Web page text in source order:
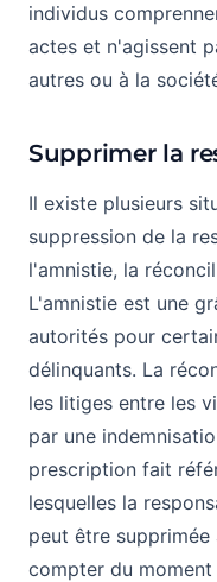
individus
actes et n'agissent
autres ou à la
Supprimer la
Il existe plusieurs
suppression de la
l'amnistie, la
L'amnistie est une
autorités pour
délinquants. La
les litiges entre les
par une
prescription fait
lesquelles la
peut être
compter du